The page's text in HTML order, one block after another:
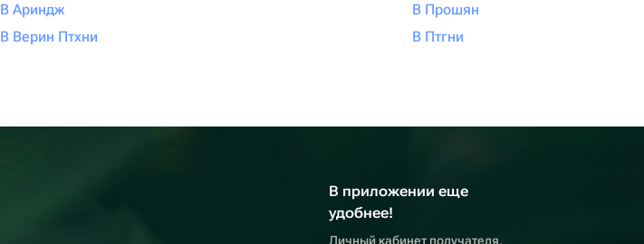
В Ариндж
В Верин Птхни
В Прошян
В Птгни
В приложении еще
удобнее!
Личный кабинет получателя,